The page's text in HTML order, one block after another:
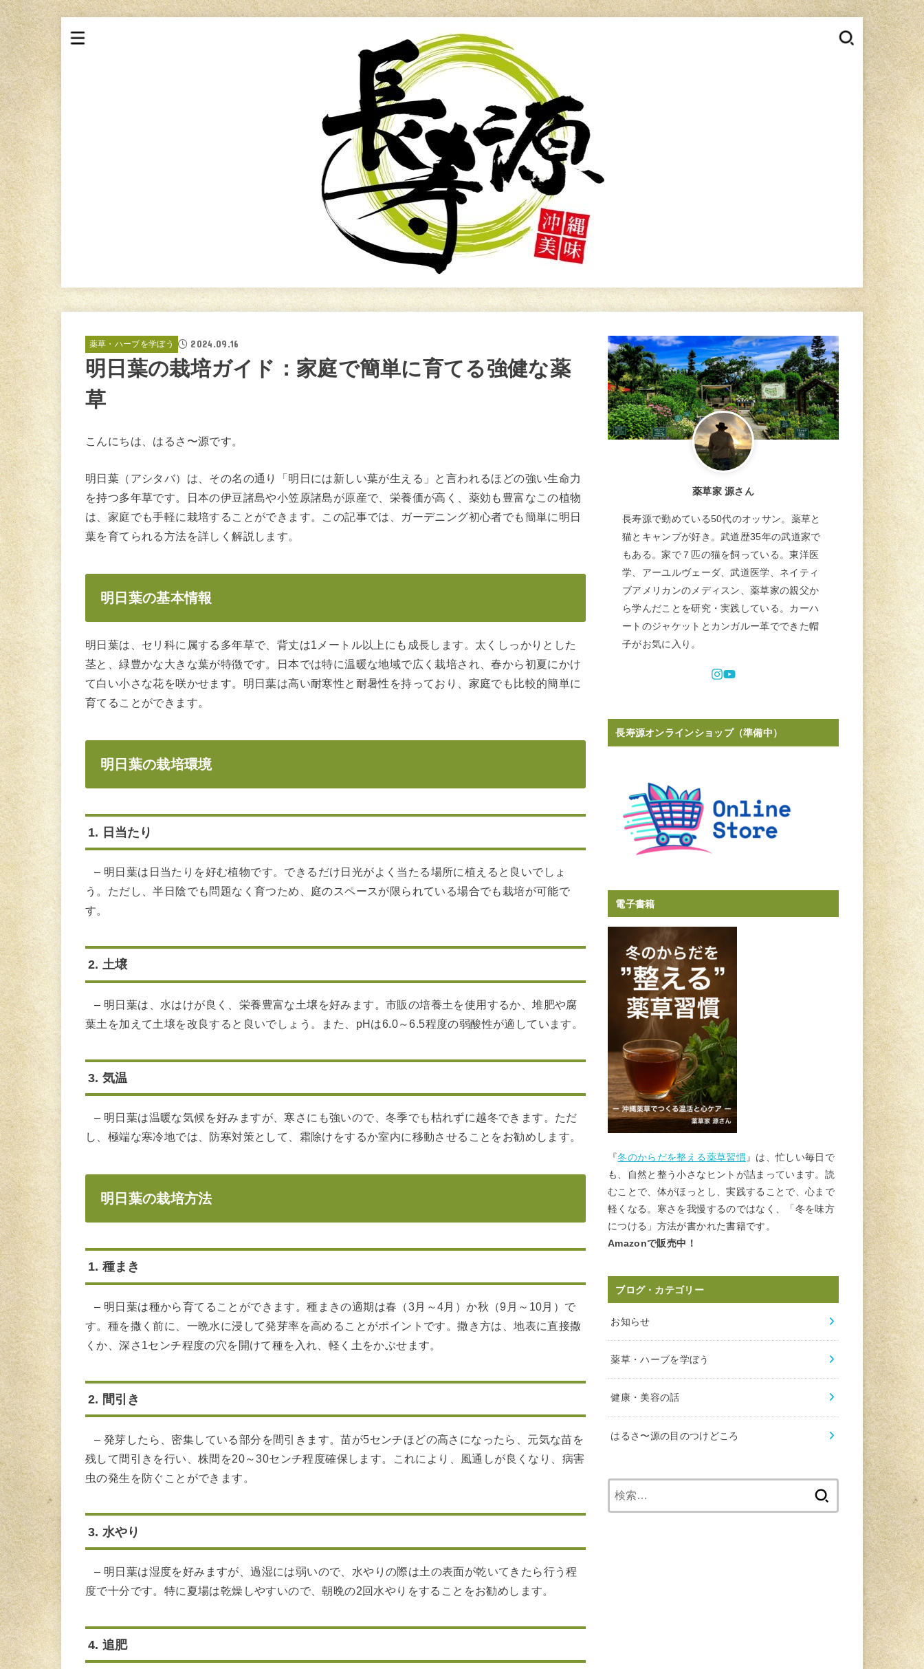
薬草・ハーブを学ぼう 2024.09.16
明日葉の栽培ガイド：家庭で簡単に育てる強健な薬
草
こんにちは、はるさ〜源です。
明日葉（アシタバ）は、その名の通り「明日には新しい葉が生える」と言われるほどの強い生命力
を持つ多年草です。日本の伊豆諸島や小笠原諸島が原産で、栄養価が高く、薬効も豊富なこの植物
は、家庭でも手軽に栽培することができます。この記事では、ガーデニング初心者でも簡単に明日
葉を育てられる方法を詳しく解説します。
明日葉の基本情報
明日葉は、セリ科に属する多年草で、背丈は1メートル以上にも成長します。太くしっかりとした
茎と、緑豊かな大きな葉が特徴です。日本では特に温暖な地域で広く栽培され、春から初夏にかけ
て白い小さな花を咲かせます。明日葉は高い耐寒性と耐暑性を持っており、家庭でも比較的簡単に
育てることができます。
明日葉の栽培環境
1. 日当たり
– 明日葉は日当たりを好む植物です。できるだけ日光がよく当たる場所に植えると良いでしょ
う。ただし、半日陰でも問題なく育つため、庭のスペースが限られている場合でも栽培が可能で
す。
2. 土壌
– 明日葉は、水はけが良く、栄養豊富な土壌を好みます。市販の培養土を使用するか、堆肥や腐
葉土を加えて土壌を改良すると良いでしょう。また、pHは6.0～6.5程度の弱酸性が適しています。
3. 気温
– 明日葉は温暖な気候を好みますが、寒さにも強いので、冬季でも枯れずに越冬できます。ただ
し、極端な寒冷地では、防寒対策として、霜除けをするか室内に移動させることをお勧めします。
明日葉の栽培方法
1. 種まき
– 明日葉は種から育てることができます。種まきの適期は春（3月～4月）か秋（9月～10月）で
す。種を撒く前に、一晩水に浸して発芽率を高めることがポイントです。撒き方は、地表に直接撒
くか、深さ1センチ程度の穴を開けて種を入れ、軽く土をかぶせます。
2. 間引き
– 発芽したら、密集している部分を間引きます。苗が5センチほどの高さになったら、元気な苗を
残して間引きを行い、株間を20～30センチ程度確保します。これにより、風通しが良くなり、病害
虫の発生を防ぐことができます。
3. 水やり
– 明日葉は湿度を好みますが、過湿には弱いので、水やりの際は土の表面が乾いてきたら行う程
度で十分です。特に夏場は乾燥しやすいので、朝晩の2回水やりをすることをお勧めします。
4. 追肥
薬草家 源さん
長寿源で勤めている50代のオッサン。薬草と
猫とキャンプが好き。武道歴35年の武道家で
もある。家で７匹の猫を飼っている。東洋医
学、アーユルヴェーダ、武道医学、ネイティ
ブアメリカンのメディスン、薬草家の親父か
ら学んだことを研究・実践している。カーハ
ートのジャケットとカンガルー革でできた帽
子がお気に入り。
長寿源オンラインショップ（準備中）
電子書籍
『冬のからだを整える薬草習慣』は、忙しい毎日で
も、自然と整う小さなヒントが詰まっています。読
むことで、体がほっとし、実践することで、心まで
軽くなる。寒さを我慢するのではなく、「冬を味方
につける」方法が書かれた書籍です。
Amazonで販売中！
ブログ・カテゴリー
お知らせ
薬草・ハーブを学ぼう
健康・美容の話
はるさ〜源の目のつけどころ